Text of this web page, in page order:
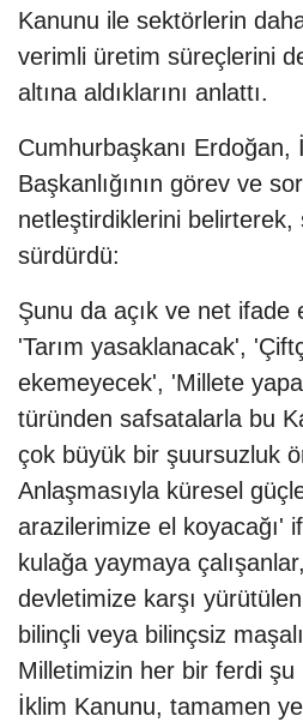
Kanunu ile sektörlerin
verimli üretim süreçlerini
altına aldıklarını anlattı.
Cumhurbaşkanı Erdoğan,
Başkanlığının görev ve
netleştirdiklerini belirterek,
sürdürdü:
Şunu da açık ve net ifade
'Tarım yasaklanacak',
ekemeyecek', 'Millete
türünden safsatalarla bu
çok büyük bir şuursuzluk
Anlaşmasıyla küresel
arazilerimize el koyacağı'
kulağa yaymaya
devletimize karşı
bilinçli veya bilinçsiz
Milletimizin her bir ferdi
İklim Kanunu, tamamen